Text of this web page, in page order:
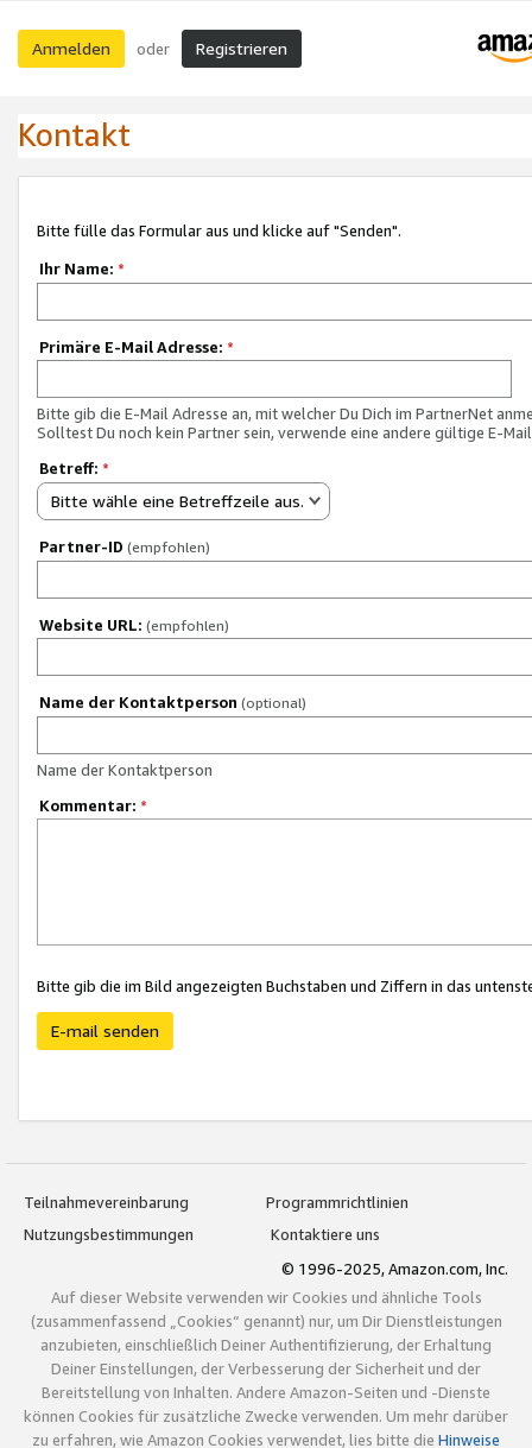
Anmelden oder Registrieren
Kontakt
Bitte fülle das Formular aus und klicke auf "Senden".
Ihr Name: *
Primäre E-Mail Adresse: *
Bitte gib die E-Mail Adresse an, mit welcher Du Dich im PartnerNet
Solltest Du noch kein Partner sein, verwende eine andere gültige E-
Betreff: *
Bitte wähle eine Betreffzeile aus.
Partner-ID (empfohlen)
Website URL: (empfohlen)
Name der Kontaktperson (optional)
Name der Kontaktperson
Kommentar: *
Bitte gib die im Bild angezeigten Buchstaben und Ziffern in das
E-mail senden
Teilnahmevereinbarung
Programmrichtlinien
Nutzungsbestimmungen
Kontaktiere uns
© 1996-2025, Amazon.com, Inc.
Auf dieser Website verwenden wir Cookies und ähnliche Tools
(zusammenfassend „Cookies“ genannt) nur, um Dir Dienstleistungen
anzubieten, einschließlich Deiner Authentifizierung, der Erhaltung
Deiner Einstellungen, der Verbesserung der Sicherheit und der
Bereitstellung von Inhalten. Andere Amazon-Seiten und -Dienste
können Cookies für zusätzliche Zwecke verwenden. Um mehr darüber
zu erfahren, wie Amazon Cookies verwendet, lies bitte die Hinweise